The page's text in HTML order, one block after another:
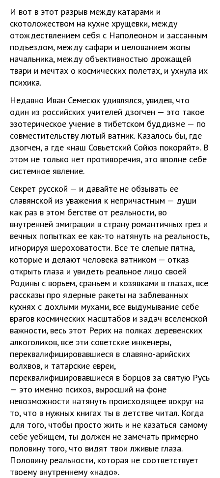
И вот в этот разрыв между катарами и
скотоложеством на кухне хрущевки, между
отождествлением себя с Наполеоном и зассанным
подъездом, между сафари и целованием жопы
начальника, между объективностью дрожащей
твари и мечтах о космических полетах, и ухнула их
психика.
Недавно Иван Семесюк удивлялся, увидев, что
один из российских учителей дзогчен — это такое
эзотерическое учение в тибетском буддизме — по
совместительству лютый ватник. Казалось бы, где
дзогчен, а где «наш Совьетский Сойюз покоряйт». В
этом не только нет противоречия, это вполне себе
системное явление.
Секрет русской — и давайте не обзывать ее
славянской из уважения к непричастным — души
как раз в этом бегстве от реальности, во
внутренней эмиграции в страну романтичных грез и
вечных попытках ее как-то натянуть на реальность,
игнорируя шероховатости. Все те слепые пятна,
которые и делают человека ватником — отказ
открыть глаза и увидеть реальное лицо своей
Родины с ворьем, сраньем и козявками в глазах, все
рассказы про ядерные ракеты на заблеванных
кухнях с дохлыми мухами, все выдумывание себе
врагов космических масштабов и задач вселенской
важности, весь этот Рерих на полках деревенских
алкоголиков, все эти советские инженеры,
переквалифицировавшиеся в славяно-арийских
волхвов, и татарские евреи,
переквалифицировавшиеся в борцов за святую Русь
— это именно психоз, выросший на фоне
невозможности натянуть происходящее вокруг на
то, что в нужных книгах ты в детстве читал. Когда
для того, чтобы просто жить и не казаться самому
себе уебищем, ты должен не замечать примерно
половину того, что видят твои лживые глаза.
Половину реальности, которая не соответствует
твоему внутреннему «надо».